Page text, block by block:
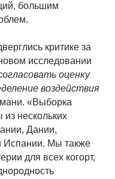
большим
критике за
исследовании
оценку
воздействия
«Выборка
нескольких
Дании,
Испании. Мы также
для всех когорт,